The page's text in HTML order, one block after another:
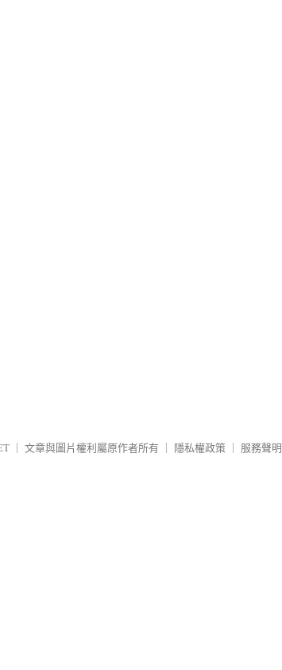
文章與圖片權利屬原作者所有 隱私權政策 服務聲明